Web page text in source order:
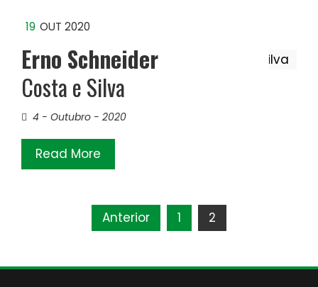
19 OUT 2020
Erno Schneider
Costa e Silva
4 - Outubro - 2020
Read More
PaginaçãoAnterior 1 2